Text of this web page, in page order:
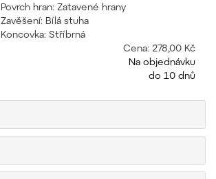
Povrch hran: Zatavené hrany
Zavěšení: Bílá stuha
Koncovka: Stříbrná
Cena: 278,00 Kč
Na objednávku
do 10 dnů